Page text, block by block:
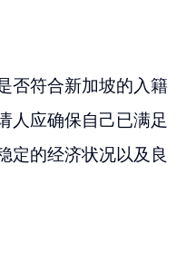
否符合新加坡的入籍
人应确保自己已满足
定的经济状况以及良